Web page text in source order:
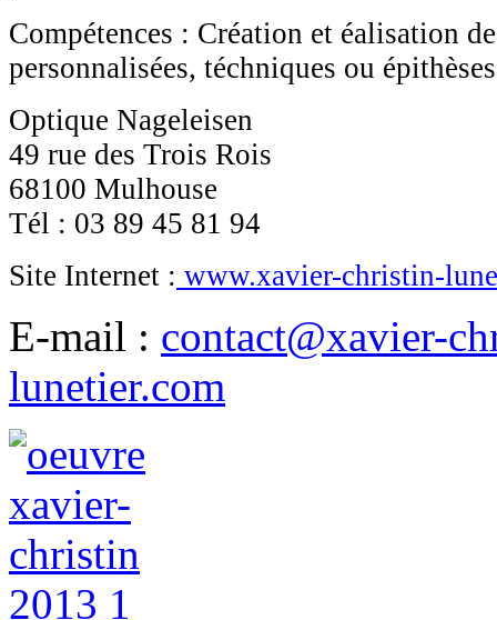
Compétences : Création et éalisation
personnalisées, téchniques ou épithèses
Optique Nageleisen
49 rue des Trois Rois
68100 Mulhouse
Tél : 03 89 45 81 94
Site Internet : www.xavier-christin-
E-mail : contact@xavier-
lunetier.com